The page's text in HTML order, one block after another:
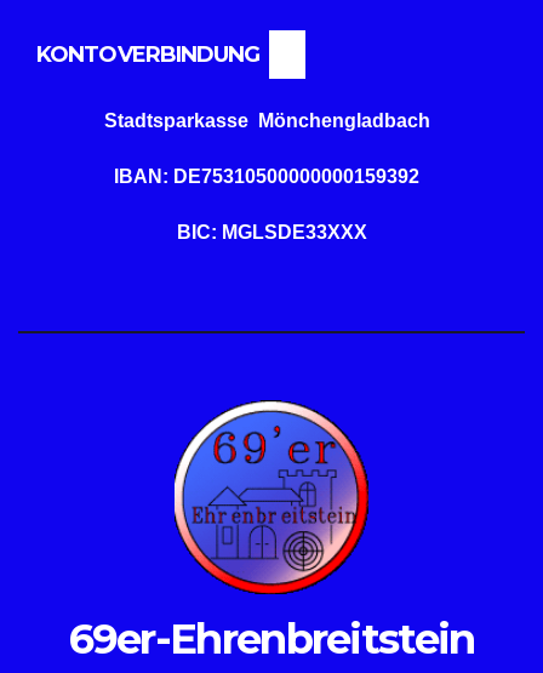
KONTOVERBINDUNG
Stadtsparkasse Mönchengladbach
IBAN: DE75310500000000159392
BIC: MGLSDE33XXX
69er-Ehrenbreitstein